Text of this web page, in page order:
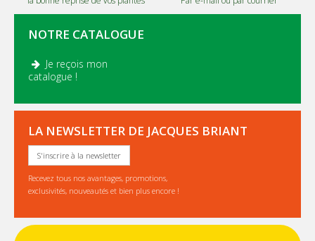
NOTRE CATALOGUE
Je reçois mon
catalogue !
LA NEWSLETTER DE JACQUES BRIANT
S'inscrire à la newsletter
Recevez tous nos avantages, promotions,
exclusivités, nouveautés et bien plus encore !